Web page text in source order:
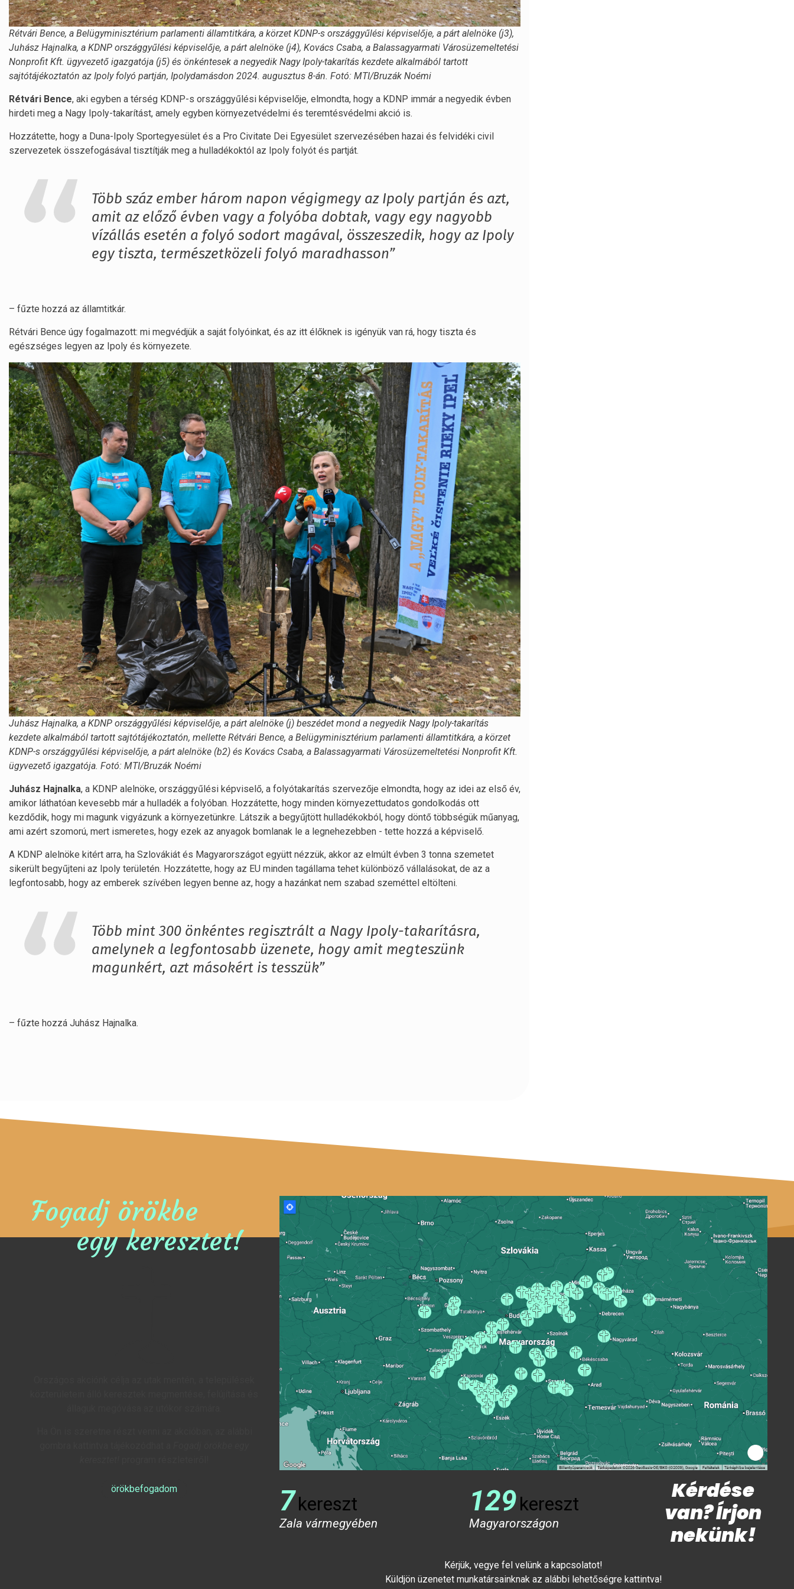
Rétvári Bence, a Belügyminisztérium parlamenti államtitkára, a körzet KDNP-s országgyűlési képviselője, a párt alelnöke (j3),
Juhász Hajnalka, a KDNP országgyűlési képviselője, a párt alelnöke (j4), Kovács Csaba, a Balassagyarmati Városüzemeltetési
Nonprofit Kft. ügyvezető igazgatója (j5) és önkéntesek a negyedik Nagy Ipoly-takarítás kezdete alkalmából tartott
sajtótájékoztatón az Ipoly folyó partján, Ipolydamásdon 2024. augusztus 8-án. Fotó: MTI/Bruzák Noémi
Rétvári Bence, aki egyben a térség KDNP-s országgyűlési képviselője, elmondta, hogy a KDNP immár a negyedik évben
hirdeti meg a Nagy Ipoly-takarítást, amely egyben környezetvédelmi és teremtésvédelmi akció is.
Hozzátette, hogy a Duna-Ipoly Sportegyesület és a Pro Civitate Dei Egyesület szervezésében hazai és felvidéki civil
szervezetek összefogásával tisztítják meg a hulladékoktól az Ipoly folyót és partját.
Több száz ember három napon végigmegy az Ipoly partján és azt,
amit az előző évben vagy a folyóba dobtak, vagy egy nagyobb
vízállás esetén a folyó sodort magával, összeszedik, hogy az Ipoly
egy tiszta, természetközeli folyó maradhasson”
– fűzte hozzá az államtitkár.
Rétvári Bence úgy fogalmazott: mi megvédjük a saját folyóinkat, és az itt élőknek is igényük van rá, hogy tiszta és
egészséges legyen az Ipoly és környezete.
Juhász Hajnalka, a KDNP országgyűlési képviselője, a párt alelnöke (j) beszédet mond a negyedik Nagy Ipoly-takarítás
kezdete alkalmából tartott sajtótájékoztatón, mellette Rétvári Bence, a Belügyminisztérium parlamenti államtitkára, a körzet
KDNP-s országgyűlési képviselője, a párt alelnöke (b2) és Kovács Csaba, a Balassagyarmati Városüzemeltetési Nonprofit Kft.
ügyvezető igazgatója. Fotó: MTI/Bruzák Noémi
Juhász Hajnalka, a KDNP alelnöke, országgyűlési képviselő, a folyótakarítás szervezője elmondta, hogy az idei az első év,
amikor láthatóan kevesebb már a hulladék a folyóban. Hozzátette, hogy minden környezettudatos gondolkodás ott
kezdődik, hogy mi magunk vigyázunk a környezetünkre. Látszik a begyűjtött hulladékokból, hogy döntő többségük műanyag,
ami azért szomorú, mert ismeretes, hogy ezek az anyagok bomlanak le a legnehezebben - tette hozzá a képviselő.
A KDNP alelnöke kitért arra, ha Szlovákiát és Magyarországot együtt nézzük, akkor az elmúlt évben 3 tonna szemetet
sikerült begyűjteni az Ipoly területén. Hozzátette, hogy az EU minden tagállama tehet különböző vállalásokat, de az a
legfontosabb, hogy az emberek szívében legyen benne az, hogy a hazánkat nem szabad szeméttel eltölteni.
Több mint 300 önkéntes regisztrált a Nagy Ipoly-takarításra,
amelynek a legfontosabb üzenete, hogy amit megteszünk
magunkért, azt másokért is tesszük”
– fűzte hozzá Juhász Hajnalka.
Fogadj örökbe
egy keresztet!
örökbefogadom 7kereszt
Zala vármegyében
129kereszt
Magyarországon
Kérdése
van? Írjon
nekünk!
Kérjük, vegye fel velünk a kapcsolatot!
Küldjön üzenetet munkatársainknak az alábbi lehetőségre kattintva!